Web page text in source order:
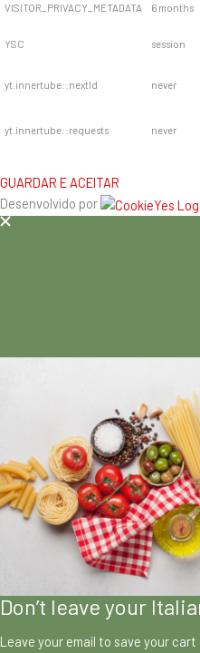
VISITOR_PRIVACY_METADATA 6 months
YSC session
yt.innertube::nextId never
yt.innertube::requests never
GUARDAR E ACEITAR
Desenvolvido por
Don’t leave your
Leave your email to save your cart